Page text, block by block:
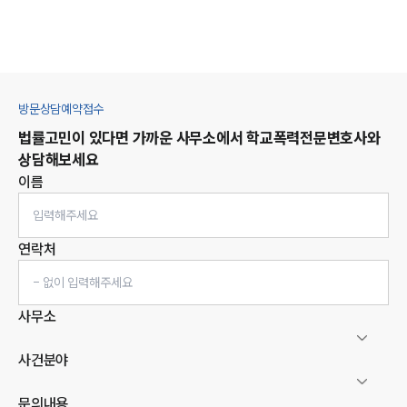
방문상담예약접수
법률고민이 있다면 가까운 사무소에서 학교폭력전문변호사와
상담해보세요
이름
연락처
사무소
사건분야